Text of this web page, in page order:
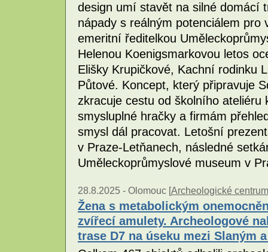
design umí stavět na silné domácí
nápady s reálným potenciálem
emeritní ředitelkou
Helenou Koenigsmarkovou letos
Elišky Krupičkové, Kachní rodinku
Půtové. Koncept, který připravuje
zkracuje cestu od školního
smysluplné hračky a firmám
smysl dál pracovat. Letošní
v Praze-Letňanech, následné
Uměleckoprůmyslové museum v
28.8.2025 - Olomouc [Archeologické
Žena s metabolickým
zvířecí amulety. Archeologové
trase D7 na úseku mezi Slaným